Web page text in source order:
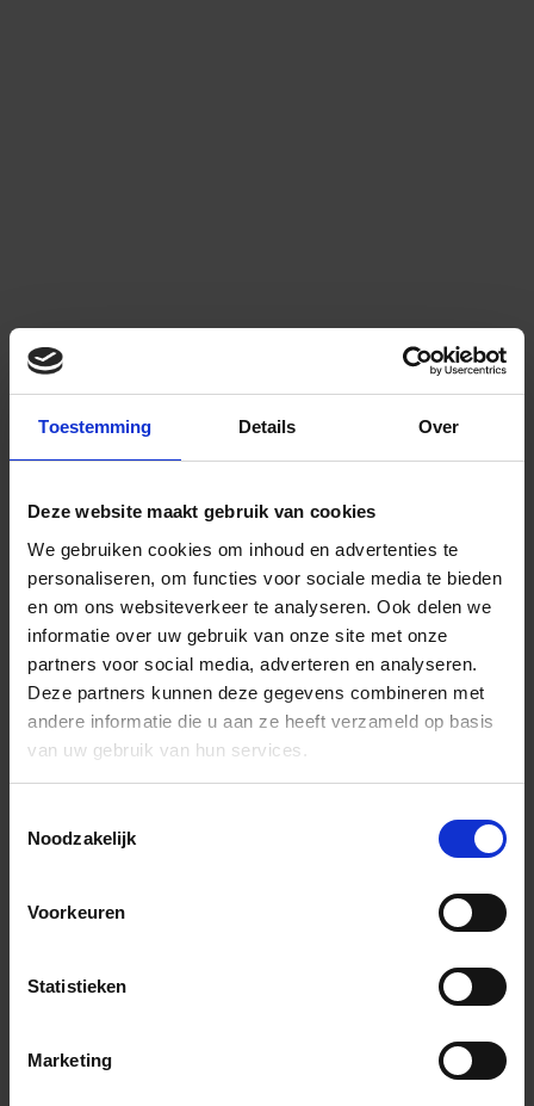
Toestemming Details Over
Deze website maakt gebruik van cookies
We gebruiken cookies om inhoud en advertenties te
personaliseren, om functies voor sociale media te bieden
en om ons websiteverkeer te analyseren. Ook delen we
informatie over uw gebruik van onze site met onze
partners voor social media, adverteren en analyseren.
Deze partners kunnen deze gegevens combineren met
andere informatie die u aan ze heeft verzameld op basis
van uw gebruik van hun services.
Noodzakelijk
Voorkeuren
Statistieken
Marketing